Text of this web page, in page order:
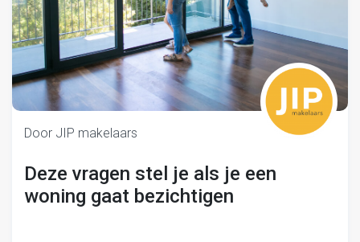
Door JIP makelaars
Deze vragen stel je als je een
woning gaat bezichtigen